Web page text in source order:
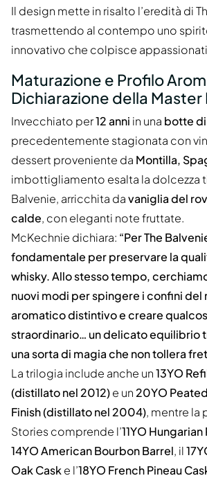
Il design mette in risalto l’eredità di
trasmettendo al contempo uno
innovativo che colpisce
Maturazione e Profilo
Dichiarazione della
Invecchiato per12 anni in una botte
precedentemente stagionata con
dessert proveniente da Montilla,
imbottigliamento esalta la dolcezza
Balvenie, arricchita davaniglia del
calde, con eleganti note fruttate.
McKechnie dichiara: “Per The
fondamentale per preservare la
whisky. Allo stesso tempo,
nuovi modi per spingere i confini del
aromatico distintivo e creare
straordinario… un delicato equilibrio
una sorta di magia che non tollera
La trilogia include anche un13YO
(distillato nel 2012)e un 20YO
Finish (distillato nel 2004), mentre la
Stories comprende l’11YO
14YO American Bourbon Barrel, il
Oak Caske l’18YO French Pineau